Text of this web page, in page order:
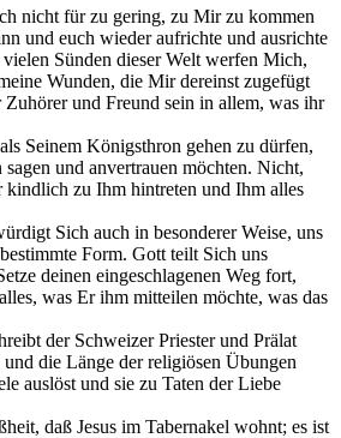
nicht für zu gering, zu Mir zu kommen
und euch wieder aufrichte und ausrichte
Sünden dieser Welt werfen Mich,
Wunden, die Mir dereinst zugefügt
und Freund sein in allem, was ihr
Seinem Königsthron gehen zu dürfen,
und anvertrauen möchten. Nicht,
kindlich zu Ihm hintreten und Ihm alles
Sich auch in besonderer Weise, uns
Form. Gott teilt Sich uns
deinen eingeschlagenen Weg fort,
was Er ihm mitteilen möchte, was das
der Schweizer Priester und Prälat
die Länge der religiösen Übungen
auslöst und sie zu Taten der Liebe
daß Jesus im Tabernakel wohnt; es ist